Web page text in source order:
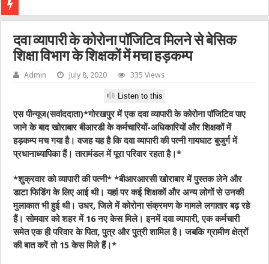
दवा व्‍यापारी के कोरोना पॉजिटिव मिलने से बेसिक
शिक्षा विभाग के शिक्षकों में मचा हड़कम्‍प
Admin July 8, 2020 335 Views
Listen to this
एस पीन्यूज(सवांददाता)*गोरखपुर में एक दवा व्‍यापारी के कोरोना पॉजिटिव पाए
जाने के बाद खोराबार बीआरडी के कर्मचारियों-अधिकारियों और शिक्षकों में
हड़कम्‍प मच गया है। वजह यह है कि दवा व्यापारी की पत्नी गायघाट बुजुर्ग में
प्रधानाध्यापिका हैं। तारामंडल में पूरा परिवार रहता है।*
*शुक्रवार को व्यापारी की पत्नी* *बीआरआरसी खोराबार में पुस्तक लेने और
डाटा फिडिंग के लिए आई थी। यहां पर कई शिक्षकों और अन्य लोगों से उनकी
मुलाकात भी हुई थी। उधर, जिले में कोरोना संक्रमण के मामले लगातार बढ़ रहे
हैं। सोमवार को शहर में 16 नए केस मिले। इनमें दवा व्यापारी, एक कर्मचारी
समेत एक ही परिवार के पिता, पुत्र और पुत्री शामिल है। जबकि ग्रामीण क्षेत्रों
की बात करें तो 15 केस मिले हैं।*